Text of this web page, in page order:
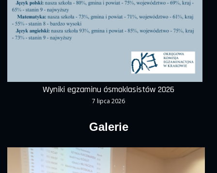
Wyniki egzaminu ósmoklasistów 2026
7 lipca 2026
Galerie